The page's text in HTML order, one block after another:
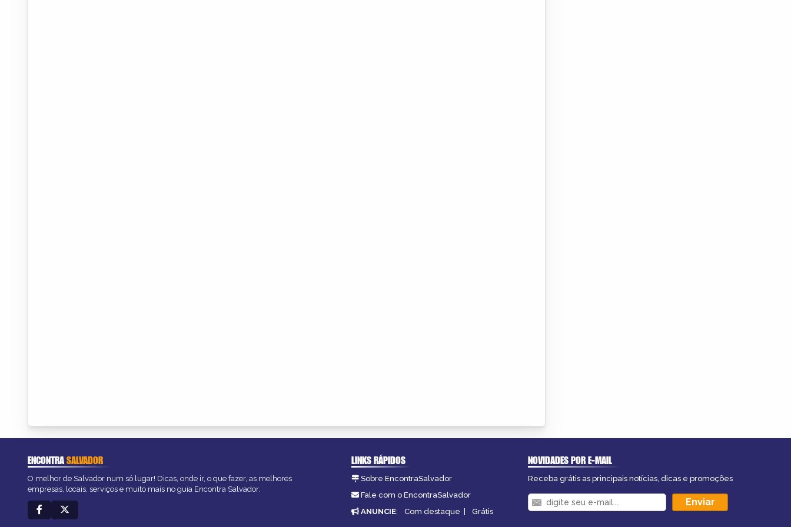
ENCONTRASALVADOR
O melhor de Salvador num só lugar! Dicas, onde ir, o que fazer, as melhores
empresas, locais, serviços e muito mais no guia Encontra Salvador.
LINKS RÁPIDOS
Sobre EncontraSalvador
Fale com o EncontraSalvador
ANUNCIE: Com destaque | Grátis
NOVIDADES POR E-MAIL
Receba grátis as principais notícias, dicas e promoções